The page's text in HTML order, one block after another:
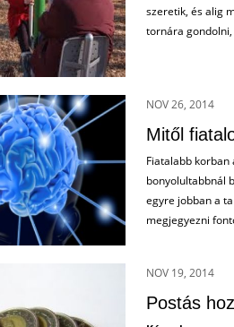
szeretik, és alig
tornára
NOV 26, 2014
Mitől
Fiatalabb
bonyolultabbnál
egyre jobban a
megjegyezni
NOV 19, 2014
Postás